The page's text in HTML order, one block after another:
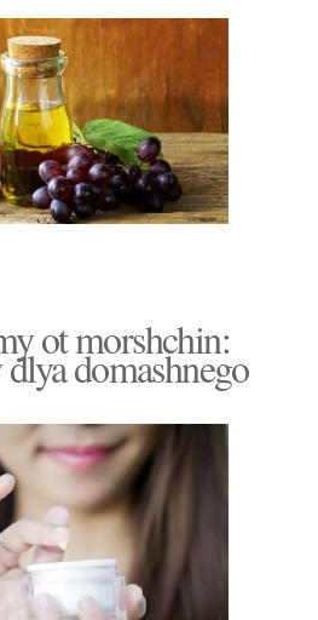
ot morshchin:
domashnego